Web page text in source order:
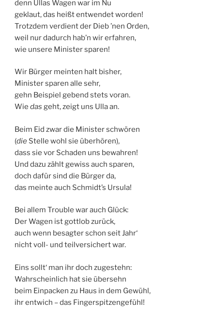
denn Ullas Wagen war im Nu
geklaut, das heißt entwendet worden!
Trotzdem verdient der Dieb ’nen Orden,
weil nur dadurch hab’n wir erfahren,
wie unsere Minister sparen!
Wir Bürger meinten halt bisher,
Minister sparen alle sehr,
gehn Beispiel gebend stets voran.
Wie das geht, zeigt uns Ulla an.
Beim Eid zwar die Minister schwören
(die Stelle wohl sie überhören),
dass sie vor Schaden uns bewahren!
Und dazu zählt gewiss auch sparen,
doch dafür sind die Bürger da,
das meinte auch Schmidt’s Ursula!
Bei allem Trouble war auch Glück:
Der Wagen ist gottlob zurück,
auch wenn besagter schon seit Jahr‘
nicht voll- und teilversichert war.
Eins sollt‘ man ihr doch zugestehn:
Wahrscheinlich hat sie übersehn
beim Einpacken zu Haus in dem Gewühl,
ihr entwich – das Fingerspitzengefühl!